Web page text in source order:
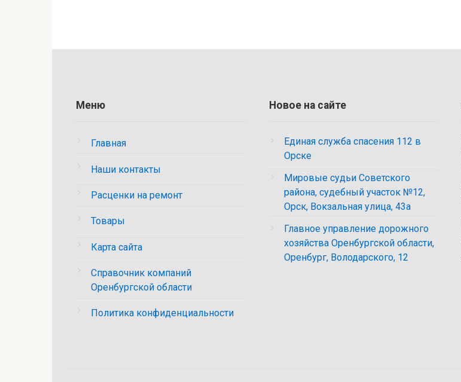
Меню
Главная
Наши контакты
Расценки на ремонт
Товары
Карта сайта
Справочник компаний
Оренбургской области
Политика конфиденциальности
Новое на сайте
Единая служба спасения 112 в
Орске
Мировые судьи Советского
района, судебный участок №12,
Орск, Вокзальная улица, 43а
Главное управление дорожного
хозяйства Оренбургской области,
Оренбург, Володарского, 12